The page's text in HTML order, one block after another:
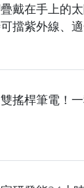
戴在手上的
擋紫外線、
搖桿筆電！